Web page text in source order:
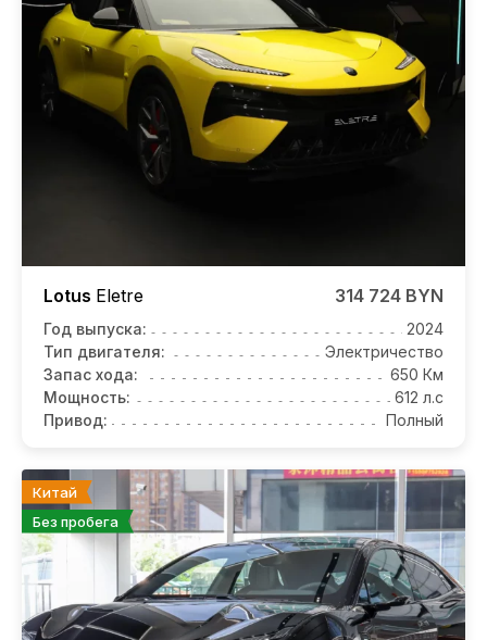
Lotus Eletre 314 724 BYN
Год выпуска:
2024
Тип двигателя:
Электричество
Запас хода:
650 Км
Мощность:
612 л.с
Привод:
Полный
Китай
Без пробега